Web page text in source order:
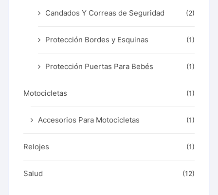
Candados Y Correas de Seguridad (2)
Protección Bordes y Esquinas (1)
Protección Puertas Para Bebés (1)
Motocicletas (1)
Accesorios Para Motocicletas (1)
Relojes (1)
Salud (12)